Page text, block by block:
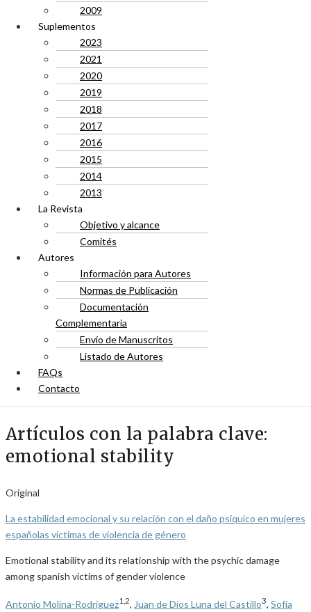
2009
Suplementos
2023
2021
2020
2019
2018
2017
2016
2015
2014
2013
La Revista
Objetivo y alcance
Comités
Autores
Información para Autores
Normas de Publicación
Documentación
Complementaria
Envío de Manuscritos
Listado de Autores
FAQs
Contacto
Artículos con la palabra clave:
emotional stability
Original
La estabilidad emocional y su relación con el daño psíquico en mujeres
españolas víctimas de violencia de género
Emotional stability and its relationship with the psychic damage
among spanish victims of gender violence
Antonio Molina-Rodríguez1,2, Juan de Dios Luna del Castillo3, Sofía